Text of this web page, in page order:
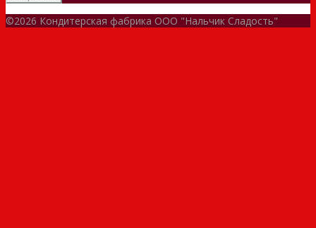
©2026 Кондитерская фабрика ООО "Нальчик Сладость"